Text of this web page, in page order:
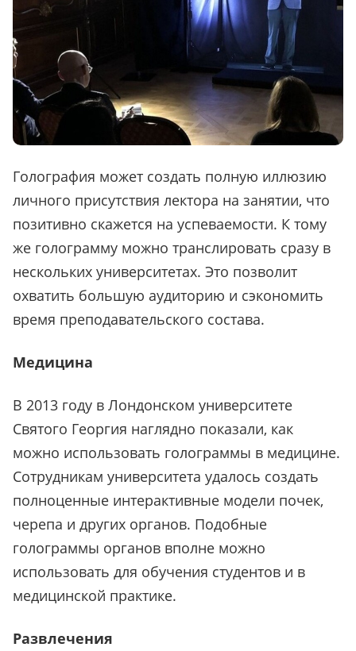
Голография может создать полную иллюзию
личного присутствия лектора на занятии, что
позитивно скажется на успеваемости. К тому
же голограмму можно транслировать сразу в
нескольких университетах. Это позволит
охватить большую аудиторию и сэкономить
время преподавательского состава.
Медицина
В 2013 году в Лондонском университете
Святого Георгия наглядно показали, как
можно использовать голограммы в медицине.
Сотрудникам университета удалось создать
полноценные интерактивные модели почек,
черепа и других органов. Подобные
голограммы органов вполне можно
использовать для обучения студентов и в
медицинской практике.
Развлечения